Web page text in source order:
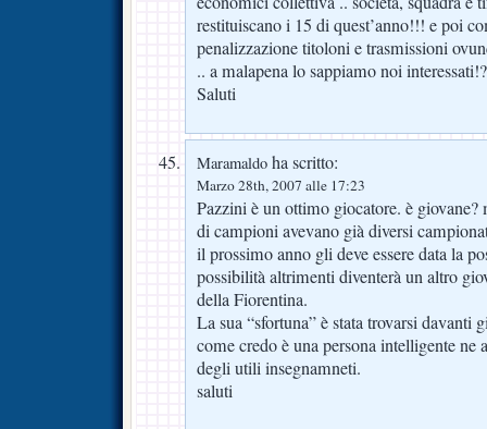
restituiscano i 15 di quest’anno!!! e poi
penalizzazione titoloni e trasmissioni
.. a malapena lo sappiamo noi
Saluti
Maramaldo ha scritto:
Marzo 28th, 2007 alle 17:23
Pazzini è un ottimo giocatore. è
di campioni avevano già diversi
il prossimo anno gli deve essere data la
possibilità altrimenti diventerà un altro
della Fiorentina.
La sua “sfortuna” è stata trovarsi davanti
come credo è una persona intelligente ne
degli utili insegnamneti.
saluti